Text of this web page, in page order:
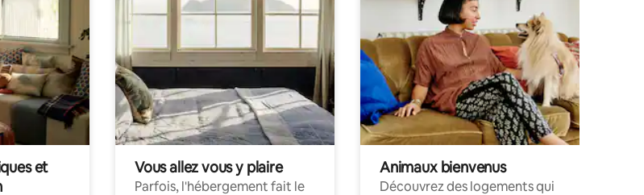
et
Vous allez vous y plaire
Parfois, l'hébergement fait le
Animaux bienvenus
Découvrez des logements qui